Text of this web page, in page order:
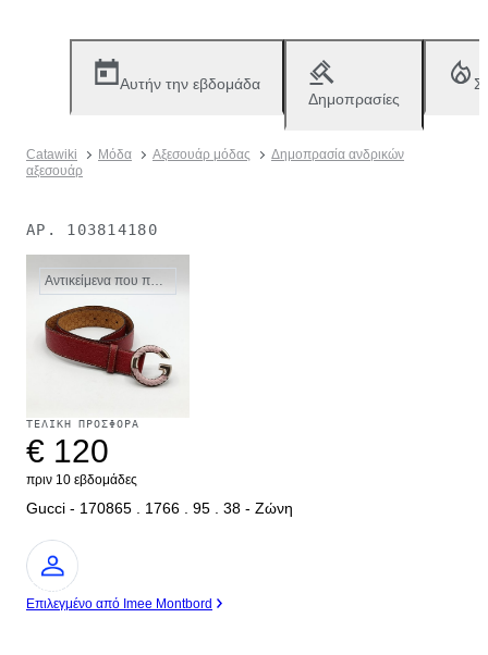
Αυτήν την εβδομάδα
Δημοπρασίες
Catawiki Μόδα Αξεσουάρ μόδας
Δημοπρασία ανδρικών
αξεσουάρ
ΑΡ. 103814180
Αντικείμενα που πωλήθηκαν
ΤΕΛΙΚΉ ΠΡΟΣΦΟΡΆ
€ 120
πριν 10 εβδομάδες
Gucci - 170865 . 1766 . 95 . 38 - Ζώνη
Ειδικός
Επιλεγμένο από Imee Montbord